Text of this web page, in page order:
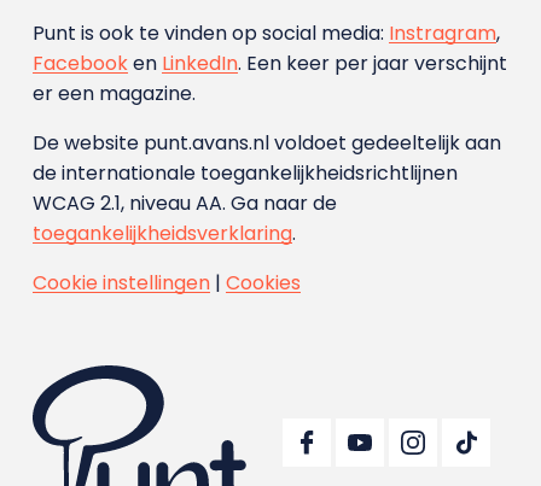
Punt is ook te vinden op social media: Instragram,
Facebooken LinkedIn. Een keer per jaar verschijnt
er een magazine.
De website punt.avans.nl voldoet gedeeltelijk aan
de internationale toegankelijkheidsrichtlijnen
WCAG 2.1, niveau AA. Ga naar de
toegankelijkheidsverklaring.
Cookie instellingen| Cookies